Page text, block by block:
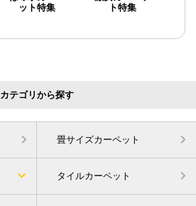
ット特集
ト特集
カテゴリから探す
畳サイズカーペット
タイルカーペット